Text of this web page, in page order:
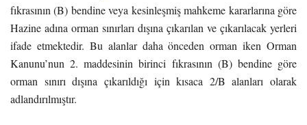
fıkrasının (B) bendine veya kesinleşmiş mahkeme kararlarına göre
Hazine adına orman sınırları dışına çıkarılan ve çıkarılacak yerleri
ifade etmektedir. Bu alanlar daha önceden orman iken Orman
Kanunu’nun 2. maddesinin birinci fıkrasının (B) bendine göre
orman sınırı dışına çıkarıldığı için kısaca 2/B alanları olarak
adlandırılmıştır.